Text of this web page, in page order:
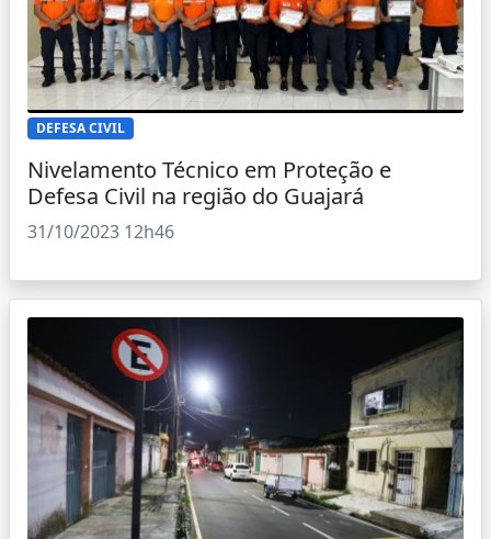
DEFESA CIVIL
Nivelamento Técnico em Proteção e
Defesa Civil na região do Guajará
31/10/2023 12h46